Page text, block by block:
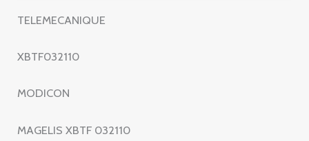
TELEMECANIQUE
XBTF032110
MODICON
MAGELIS XBTF 032110